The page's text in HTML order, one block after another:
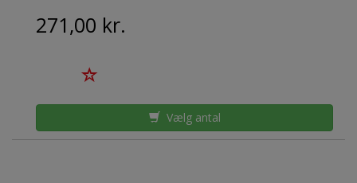
271,00 kr.
Vælg antal